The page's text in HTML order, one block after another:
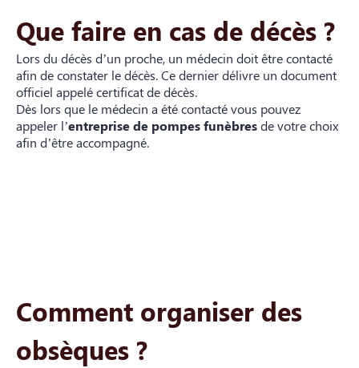
Que faire en cas de décès ?
Lors du décès d’un proche, un médecin doit être contacté
afin de constater le décès. Ce dernier délivre un document
officiel appelé certificat de décès.
Dès lors que le médecin a été contacté vous pouvez
appeler l’entreprise de pompes funèbresde votre choix
afin d’être accompagné.
Comment organiser des
obsèques ?